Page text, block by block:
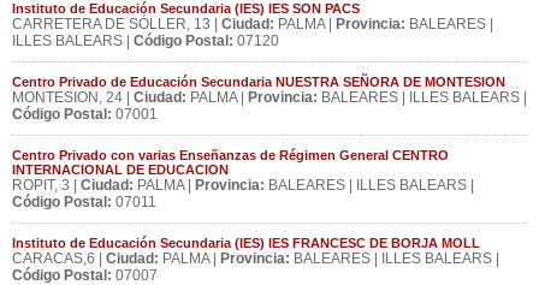
Instituto de Educación Secundaria (IES) IES SON PACS
CARRETERA DE SÓLLER, 13 | Ciudad: PALMA | Provincia: BALEARES |
ILLES BALEARS | Código Postal: 07120
Centro Privado de Educación Secundaria NUESTRA SEÑORA DE MONTESION
MONTESION, 24 | Ciudad: PALMA | Provincia: BALEARES | ILLES BALEARS |
Código Postal: 07001
Centro Privado con varias Enseñanzas de Régimen General CENTRO
INTERNACIONAL DE EDUCACION
ROPIT, 3 | Ciudad: PALMA | Provincia: BALEARES | ILLES BALEARS |
Código Postal: 07011
Instituto de Educación Secundaria (IES) IES FRANCESC DE BORJA MOLL
CARACAS,6 | Ciudad: PALMA | Provincia: BALEARES | ILLES BALEARS |
Código Postal: 07007